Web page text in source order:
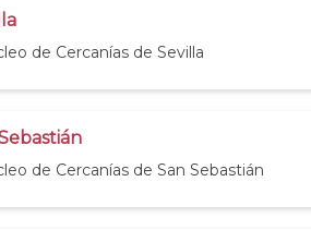
de Cercanías de Sevilla
de Cercanías de San Sebastián